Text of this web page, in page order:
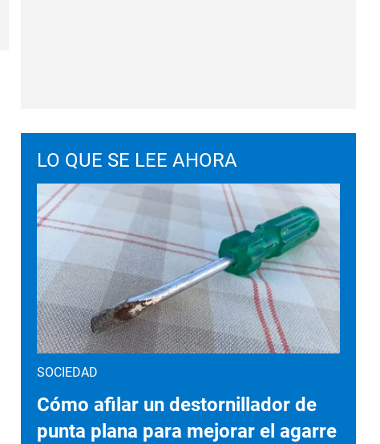
LO QUE SE LEE AHORA
SOCIEDAD
Cómo afilar un destornillador de
punta plana para mejorar el agarre